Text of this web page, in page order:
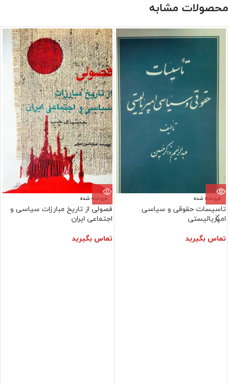
محصولات مشابه
فروخته شده
تاسیسات حقوقی و سیاسی
امپریالیستی
تماس بگیرید
فروخته شده
فصولی از تاریخ مبارزات سیاسی و
اجتماعی ایران
تماس بگیرید